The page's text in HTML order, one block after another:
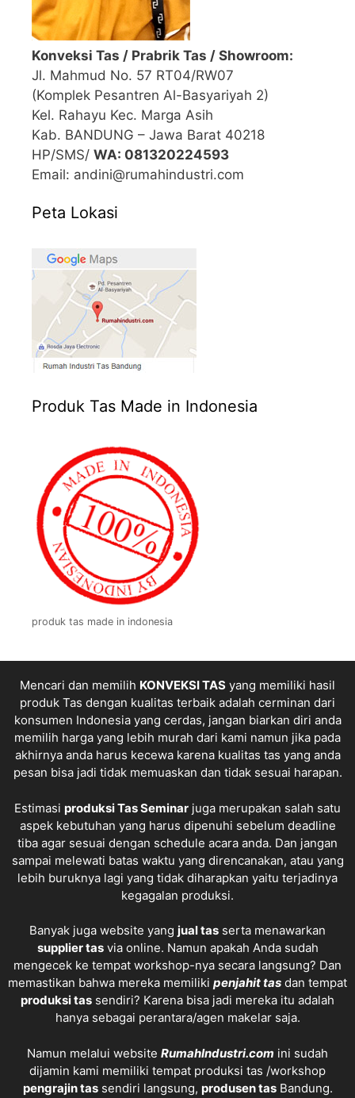
Konveksi Tas / Prabrik Tas / Showroom:
Jl. Mahmud No. 57 RT04/RW07
(Komplek Pesantren Al-Basyariyah 2)
Kel. Rahayu Kec. Marga Asih
Kab. BANDUNG – Jawa Barat 40218
HP/SMS/ WA: 081320224593
Email: andini@rumahindustri.com
Peta Lokasi
Produk Tas Made in Indonesia
produk tas made in indonesia
Mencari dan memilih KONVEKSI TAS yang memiliki hasil
produk Tas dengan kualitas terbaik adalah cerminan dari
konsumen Indonesia yang cerdas, jangan biarkan diri anda
memilih harga yang lebih murah dari kami namun jika pada
akhirnya anda harus kecewa karena kualitas tas yang anda
pesan bisa jadi tidak memuaskan dan tidak sesuai harapan.
Estimasi produksiTas Seminar juga merupakan salah satu
aspek kebutuhan yang harus dipenuhi sebelum deadline
tiba agar sesuai dengan schedule acara anda. Dan jangan
sampai melewati batas waktu yang direncanakan, atau yang
lebih buruknya lagi yang tidak diharapkan yaitu terjadinya
kegagalan produksi.
Banyak juga website yang jual tas serta menawarkan
supplier tasvia online. Namun apakah Anda sudah
mengecek ke tempat workshop-nya secara langsung? Dan
memastikan bahwa mereka memiliki penjahit tas dan tempat
produksi tas sendiri? Karena bisa jadi mereka itu adalah
hanya sebagai perantara/agen makelar saja.
Namun melalui website RumahIndustri.com ini sudah
dijamin kami memiliki tempat produksi tas /workshop
pengrajin tassendiri langsung, produsen tasBandung.